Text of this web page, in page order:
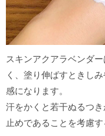
スキンアクアラベンダ
く、塗り伸ばすときし
感になります。
汗をかくと若干ぬるつ
止めであることを考慮